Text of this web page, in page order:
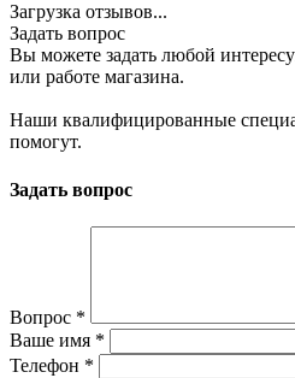
Загрузка отзывов...
Задать вопрос
Вы можете задать любой
или работе магазина.
Наши квалифицированные
помогут.
Задать вопрос
Вопрос *
Ваше имя *
Телефон *